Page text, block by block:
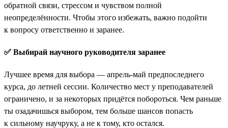
обратной связи, стрессом и чувством полной
неопределённости. Чтобы этого избежать, важно подойти
к вопросу ответственно и заранее.
✅ Выбирай научного руководителя заранее
Лучшее время для выбора — апрель-май предпоследнего
курса, до летней сессии. Количество мест у преподавателей
ограничено, и за некоторых придётся побороться. Чем раньше
ты озадачишься выбором, тем больше шансов попасть
к сильному научруку, а не к тому, кто остался.